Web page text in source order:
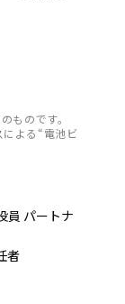
ものです。
よる“電池ビ
員 パートナ
者